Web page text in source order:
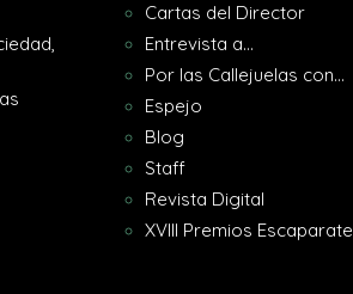
Cartas del Director
Entrevista a…
Por las Callejuelas con…
Espejo
Blog
Staff
Revista Digital
XVIII Premios Escaparate